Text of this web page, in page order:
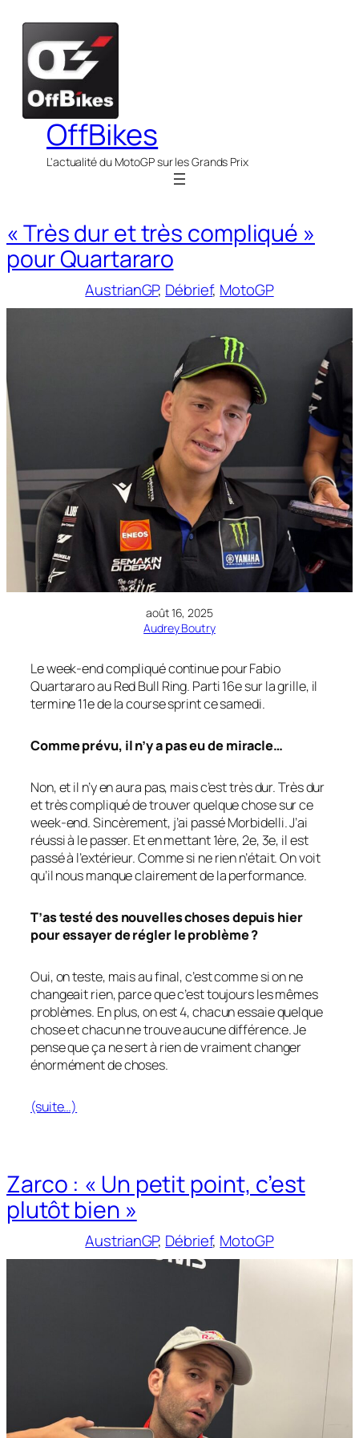
contenu
OffBikes
L'actualité du MotoGP sur les Grands Prix
« Très dur et très compliqué »
pour Quartararo
AustrianGP, Débrief, MotoGP
août 16, 2025
Audrey Boutry
Le week-end compliqué continue pour Fabio
Quartararo au Red Bull Ring. Parti 16e sur la grille, il
termine 11e de la course sprint ce samedi.
Comme prévu, il n’y a pas eu de miracle…
Non, et il n’y en aura pas, mais c’est très dur. Très dur
et très compliqué de trouver quelque chose sur ce
week-end. Sincèrement, j’ai passé Morbidelli. J’ai
réussi à le passer. Et en mettant 1ère, 2e, 3e, il est
passé à l’extérieur. Comme si ne rien n’était. On voit
qu’il nous manque clairement de la performance.
T’as testé des nouvelles choses depuis hier
pour essayer de régler le problème ?
Oui, on teste, mais au final, c’est comme si on ne
changeait rien, parce que c’est toujours les mêmes
problèmes. En plus, on est 4, chacun essaie quelque
chose et chacun ne trouve aucune différence. Je
pense que ça ne sert à rien de vraiment changer
énormément de choses.
(suite…)
Zarco : « Un petit point, c’est
plutôt bien »
AustrianGP, Débrief, MotoGP